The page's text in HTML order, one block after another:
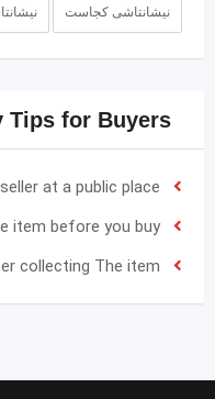
نیشانتاشی کجاست
Tips for Buyers
at a public place
item before you buy
collecting The item